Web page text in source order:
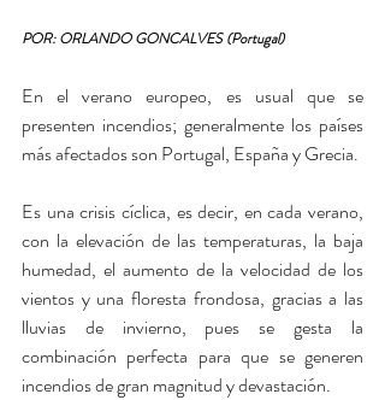
POR: ORLANDO GONCALVES (Portugal)
En el verano europeo, es usual que se
presenten incendios; generalmente los países
más afectados son Portugal, España y Grecia.
Es una crisis cíclica, es decir, en cada verano,
con la elevación de las temperaturas, la baja
humedad, el aumento de la velocidad de los
vientos y una floresta frondosa, gracias a las
lluvias de invierno, pues se gesta la
combinación perfecta para que se generen
incendios de gran magnitud y devastación.